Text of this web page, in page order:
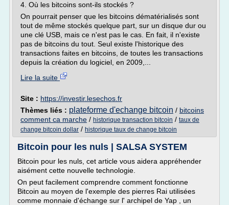
4. Où les bitcoins sont-ils stockés ?
On pourrait penser que les bitcoins dématé­rialisés sont
tout de même stockés quelque part, sur un disque dur ou
une clé USB, mais ce n'est pas le cas. En fait, il n'existe
pas de bitcoins du tout. Seul existe l'historique des
transactions faites en bitcoins, de toutes les transactions
depuis la création du logiciel, en 2009,...
Lire la suite
Site : https://investir.lesechos.fr
Thèmes liés : plateforme d'echange bitcoin / bitcoins
comment ca marche / historique transaction bitcoin / taux de
change bitcoin dollar / historique taux de change bitcoin
Bitcoin pour les nuls | SALSA SYSTEM
Bitcoin pour les nuls, cet article vous aidera appréhender
aisément cette nouvelle technologie.
On peut facilement comprendre comment fonctionne
Bitcoin au moyen de l'exemple des pierres Rai utilisées
comme monnaie d'échange sur l' archipel de Yap , un